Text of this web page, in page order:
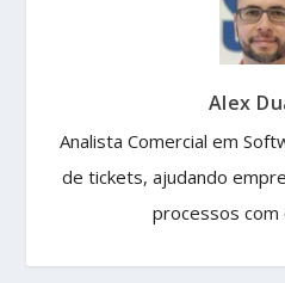
Alex
Analista Comercial em
de tickets, ajudando
processos com